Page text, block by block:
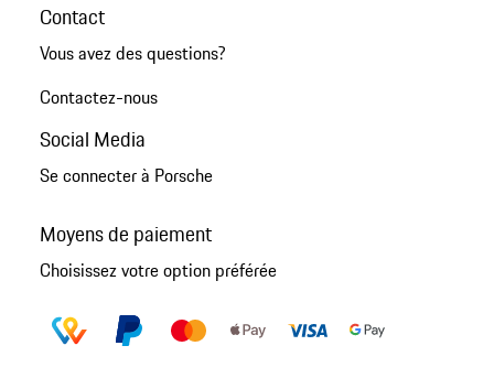
Contact
Vous avez des questions?
Contactez-nous
Social Media
Se connecter à Porsche
Moyens de paiement
Choisissez votre option préférée